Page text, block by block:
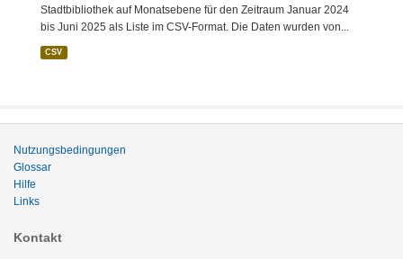
Stadtbibliothek auf Monatsebene für den Zeitraum Januar 2024
bis Juni 2025 als Liste im CSV-Format. Die Daten wurden von...
CSV
Nutzungsbedingungen
Glossar
Hilfe
Links
Kontakt